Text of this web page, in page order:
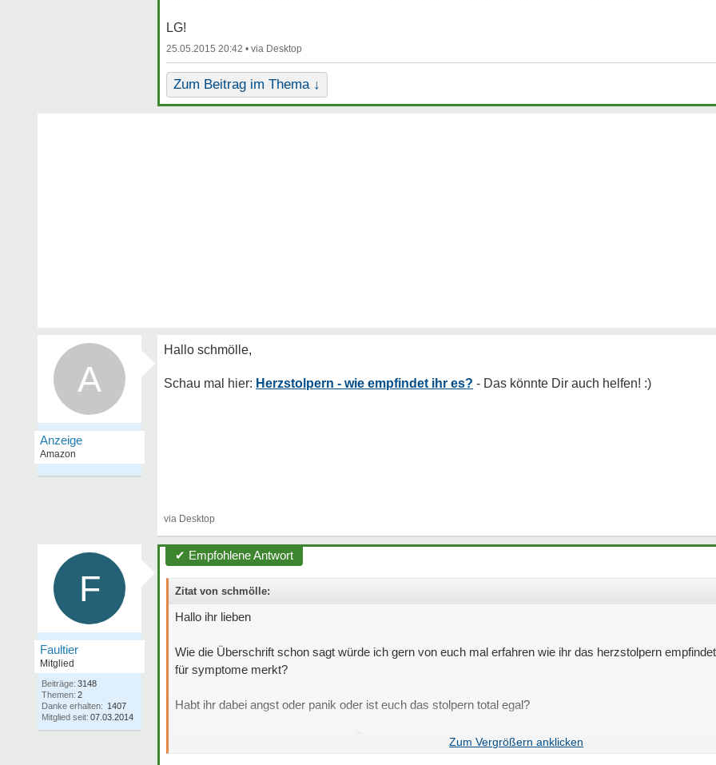
LG!
25.05.2015 20:42 •
Zum Beitrag im Thema ↓
A Herzstolpern - wie empfindet ihr es?
F
Faultier
Mitglied
Beiträge: 3148
Themen: 2
Danke erhalten: 1407
Mitglied seit: 07.03.2014
✔ Empfohlene Antwort
Zitat von schmölle:
Hallo ihr lieben
Wie die Überschrift schon sagt würde ich gern von euch mal erfahren wie ihr das herzstolpern
für symptome merkt?
Habt ihr dabei angst oder panik oder ist euch das stolpern total egal?